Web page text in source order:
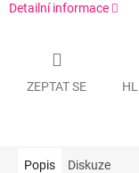
Detailní informace
ZEPTAT SE
Popis Diskuze